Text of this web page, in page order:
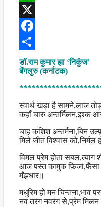
WhatsApp
X
Facebook
Share
डॉ.राम कुमार झा ‘निकुंज’
बेंगलुरु (कर्नाटक)
स्वार्थ खड़ा है सामने,लाज
कहाँ चारु अन्तर्मिलन,इश्क
चाह कशिश अन्तर्मना,बिन
मिले जीत विश्वास
विमल प्रेम होता सबल,त्याग
आज पस्त कामुक फ़िजां,फँसा
मँझधार॥
मधुरिम हो मन चिन्तना,भाव
नव तरंग नवरंग से,प्रेम मिलन